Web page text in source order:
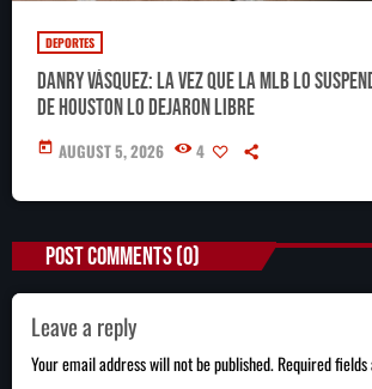
DEPORTES
Danry Vásquez: la vez que la MLB lo
de Houston lo dejaron libre
today AUGUST 5, 2026 4
POST COMMENTS (0)
Leave a reply
Your email address will not be published. Required